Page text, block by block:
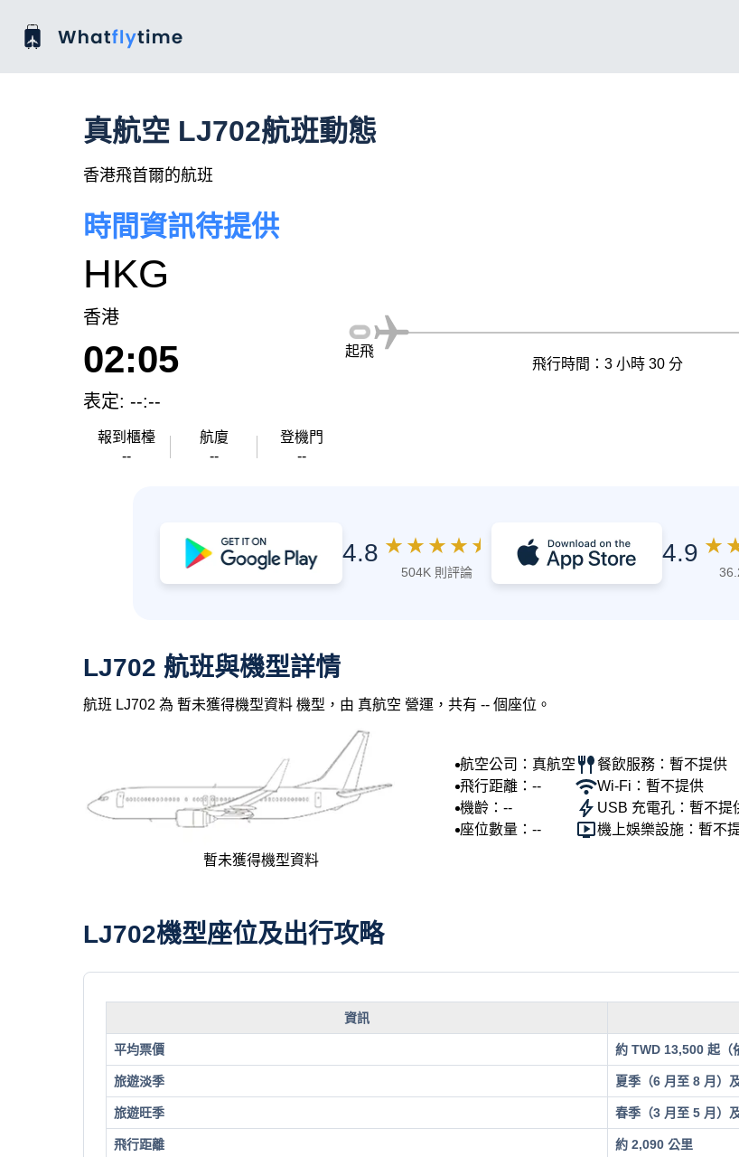
真航空 LJ702航班動態
香港飛首爾的航班
時間資訊待提供
HKG
香港
02:05
表定: --:--
報到櫃檯
--
航廈
--
登機門
--
起飛
飛行時間：3 小時 30 分
4.8 ★ ★ ★ ★ ★
504K 則評論
4.9 ★
LJ702 航班與機型詳情
航班 LJ702 為 暫未獲得機型資料 機型，由 真航空 營運，共有 -- 個座位。
暫未獲得機型資料
航空公司：真航空
飛行距離：--
機齡：--
座位數量：--
餐飲服務：暫不提供
Wi-Fi：暫不提供
USB 充電孔：暫不提
機上娛樂設施：暫不
LJ702機型座位及出行攻略
資訊
平均票價 約 TWD 13,500 起（
旅遊淡季 夏季（6 月至 8 月）
旅遊旺季 春季（3 月至 5 月）
飛行距離 約 2,090 公里